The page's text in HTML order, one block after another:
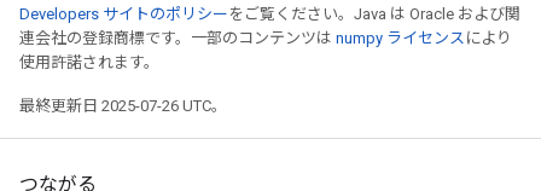
Developers サイトのポリシー をご覧ください。Java は Oracle および関
連会社の登録商標です。一部のコンテンツは numpy ライセンス により
使用許諾されます。
最終更新日 2025-07-26 UTC。
つながる